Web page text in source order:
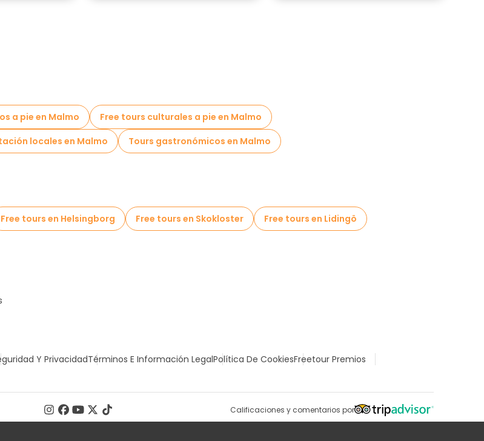
a pie en Malmo
Free tours culturales a pie en Malmo
locales en Malmo Tours gastronómicos en Malmo
Free tours en Helsingborg Free tours en Skokloster
Free tours en Lidingö
Y PrivacidadTérminos E Información LegalPolítica De CookiesFreetour Premios
Calificaciones y comentarios por